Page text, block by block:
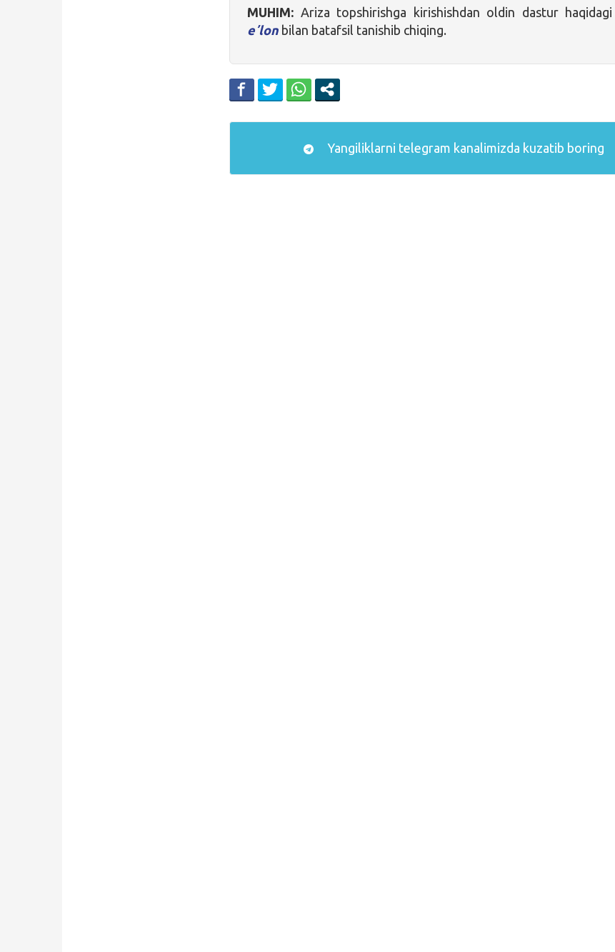
MUHIM: Ariza topshirishga kirishishdan oldin dastur haqidagi
eʼlon bilan batafsil tanishib chiqing.
Yangiliklarni telegram kanalimizda kuzatib boring